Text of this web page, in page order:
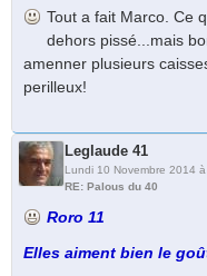
Tout a fait Marco. Ce
dehors pissé...mais
amenner plusieurs
perilleux!
Leglaude 41
Lundi 10 Novembre 2014
RE: Palous du 40
Roro 11
Elles aiment bien le